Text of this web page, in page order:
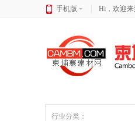
手机版 Hi，欢迎
行业分类：